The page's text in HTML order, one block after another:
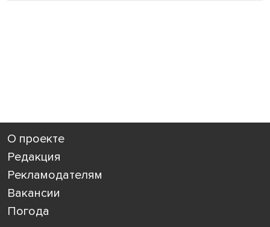
О проекте
Редакция
Рекламодателям
Вакансии
Погода